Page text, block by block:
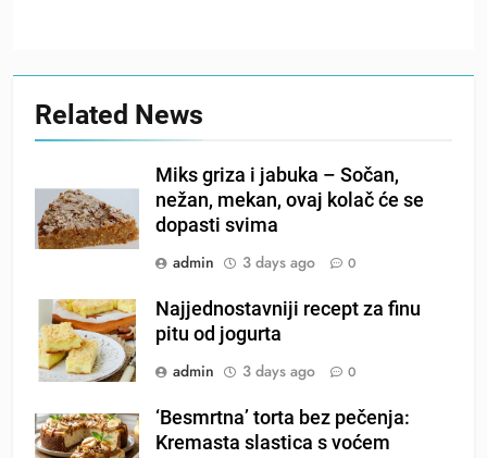
Related News
Miks griza i jabuka – Sočan,
nežan, mekan, ovaj kolač će se
dopasti svima
admin
3 days ago 0
Najjednostavniji recept za finu
pitu od jogurta
admin
3 days ago 0
‘Besmrtna’ torta bez pečenja:
Kremasta slastica s voćem